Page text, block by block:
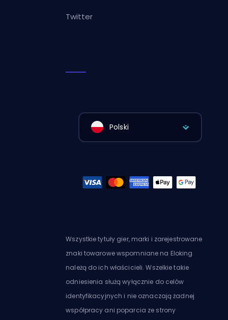
Twitter
Polski
Wszystkie tytuły gier, marki i zarejestrowane
znaki towarowe wspomniane na Eloking
należą do ich właścicieli. Wszelkie takie
odniesienia służą wyłącznie do celów
identyfikacyjnych i nie oznaczają żadnej
współpracy ani poparcia ze strony